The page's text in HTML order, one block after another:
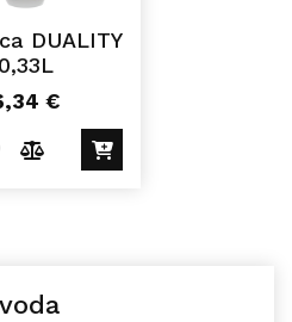
DUALITY
0,33L
€